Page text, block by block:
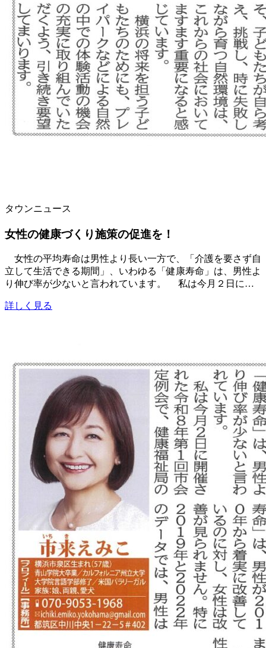
タウンニュース
女性の健康づくり施策の促進を！
女性の平均寿命は男性より長い一方で、「介護を要さず自
立して生活できる期間」、いわゆる「健康寿命」は、男性よ
り伸び率が少ないと言われています。 私は今月２日に…
詳しく見る